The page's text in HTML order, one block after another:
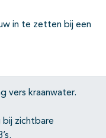
in te zetten bij een
vers kraanwater.
bij zichtbare